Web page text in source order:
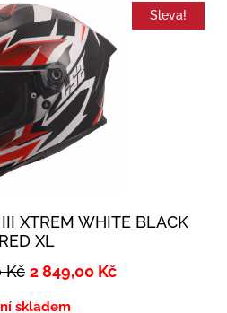
Sleva!
XTREM WHITE BLACK
RED XL
Kč 2 849,00 Kč
skladem